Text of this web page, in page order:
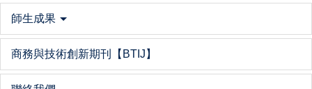
師生成果
商務與技術創新期刊【BTIJ】